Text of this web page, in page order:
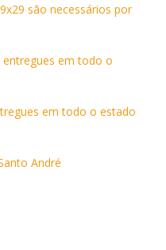
são necessários por
em todo o
em todo o estado
André